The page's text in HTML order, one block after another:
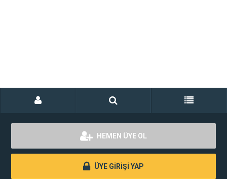
HEMEN ÜYE OL
ÜYE GİRİŞİ YAP